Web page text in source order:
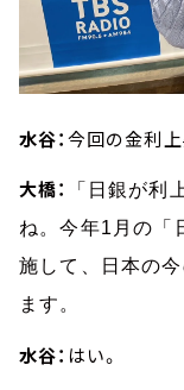
水谷：今回の金利
大橋：
「日銀が利
ね。今年1月の「
施して、日本の
ます。
水谷： はい。